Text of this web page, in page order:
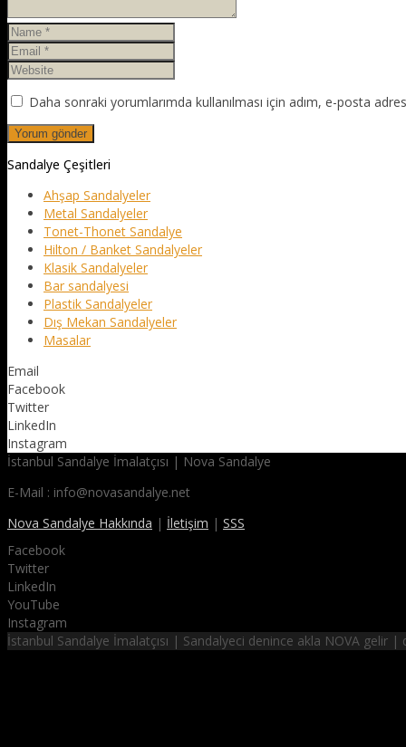
Daha sonraki yorumlarımda kullanılması için adım, e-posta
Sandalye Çeşitleri
Ahşap Sandalyeler
Metal Sandalyeler
Tonet-Thonet Sandalye
Hilton / Banket Sandalyeler
Klasik Sandalyeler
Bar sandalyesi
Plastik Sandalyeler
Dış Mekan Sandalyeler
Masalar
Email
Facebook
Twitter
LinkedIn
Instagram
İstanbul Sandalye İmalatçısı | Nova Sandalye
E-Mail : info@novasandalye.net
Nova Sandalye Hakkında | İletişim | SSS
Facebook
Twitter
LinkedIn
YouTube
Instagram
İstanbul Sandalye İmalatçısı | Sandalyeci denince akla NOVA gelir